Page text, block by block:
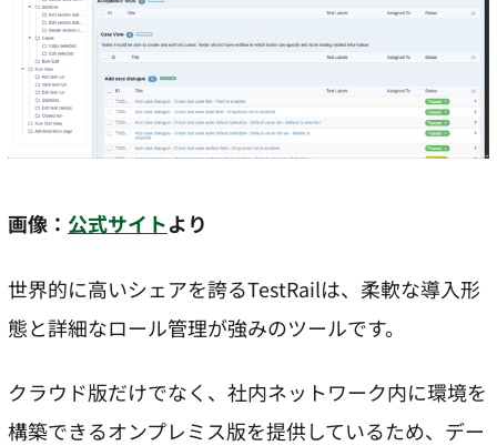
画像： 公式サイトより
世界的に高いシェアを誇るTestRailは、柔軟な導入形
態と詳細なロール管理が強みのツールです。
クラウド版だけでなく、社内ネットワーク内に環境を
構築できるオンプレミス版を提供しているため、デー